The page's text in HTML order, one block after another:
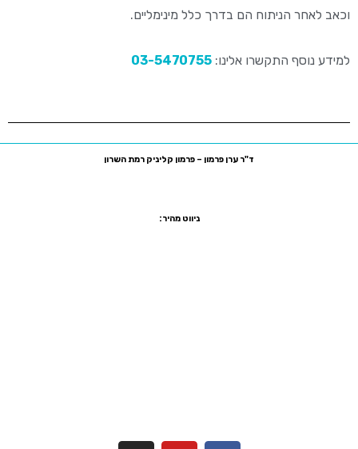
וכאב לאחר הניתוח הם בדרך כלל מינימליים.
למידע נוסף התקשרו אלינו: 03-5470755
ד"ר ערן פרמון – פרמון קליניק רמת השרון
ניווט מהיר: